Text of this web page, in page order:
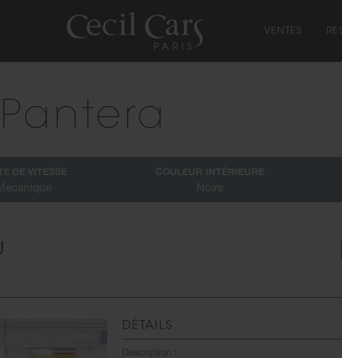
VENTES
DÉTAILS
Description :